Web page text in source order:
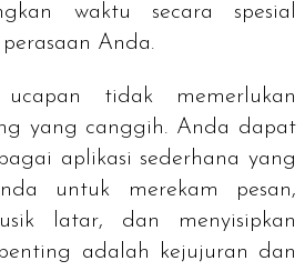
waktu secara spesial
Anda.
tidak memerlukan
yang canggih. Anda dapat
aplikasi sederhana yang
untuk merekam pesan,
latar, dan menyisipkan
adalah kejujuran dan